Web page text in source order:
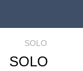
SOLO
SOLO